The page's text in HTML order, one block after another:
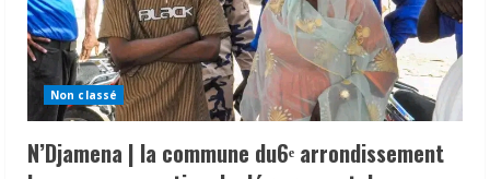
Non classé
N’Djamena | la commune du6ᵉ arrondissement